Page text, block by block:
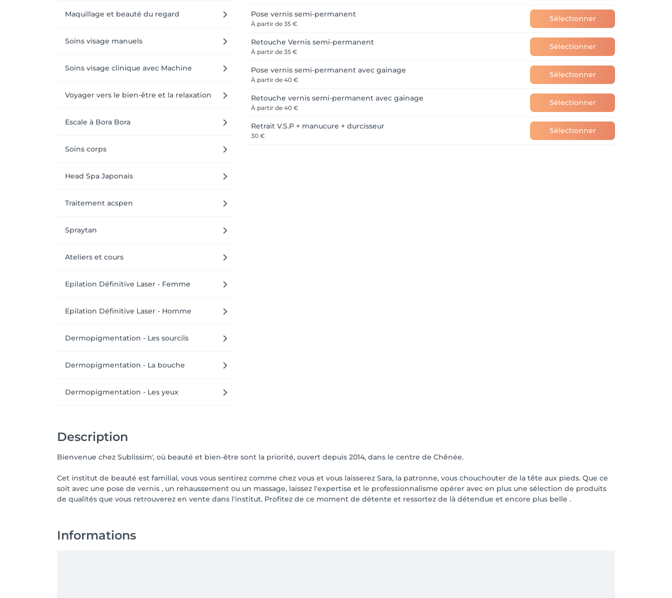
Maquillage et beauté du regard
Soins visage manuels
Soins visage clinique avec Machine
Voyager vers le bien-être et la relaxation
Escale à Bora Bora
Soins corps
Head Spa Japonais
Traitement acspen
Spraytan
Ateliers et cours
Epilation Définitive Laser - Femme
Epilation Définitive Laser - Homme
Dermopigmentation - Les sourcils
Dermopigmentation - La bouche
Dermopigmentation - Les yeux
Pose vernis semi-permanent
À partir de 35 €
Sélectionner
Retouche Vernis semi-permanent
À partir de 35 €
Sélectionner
Pose vernis semi-permanent avec gainage
À partir de 40 €
Sélectionner
Retouche vernis semi-permanent avec gainage
À partir de 40 €
Sélectionner
Retrait V.S.P + manucure + durcisseur
30 €
Sélectionner
Description
Bienvenue chez Sublissim', où beauté et bien-être sont la priorité, ouvert depuis 2014, dans le centre de Chênée.
Cet institut de beauté est familial, vous vous sentirez comme chez vous et vous laisserez Sara, la patronne, vous chouchouter de la tête aux pieds. Que ce
soit avec une pose de vernis , un rehaussement ou un massage, laissez l'expertise et le professionnalisme opérer avec en plus une sélection de produits
de qualités que vous retrouverez en vente dans l'institut. Profitez de ce moment de détente et ressortez de là détendue et encore plus belle .
Informations